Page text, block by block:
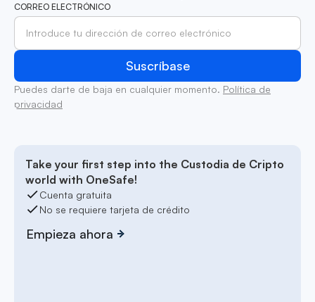
CORREO ELECTRÓNICO
Puedes darte de baja en cualquier momento. Política de
privacidad
Take your first step into the Custodia de Cripto
world with OneSafe!
Cuenta gratuita
No se requiere tarjeta de crédito
Empieza ahora